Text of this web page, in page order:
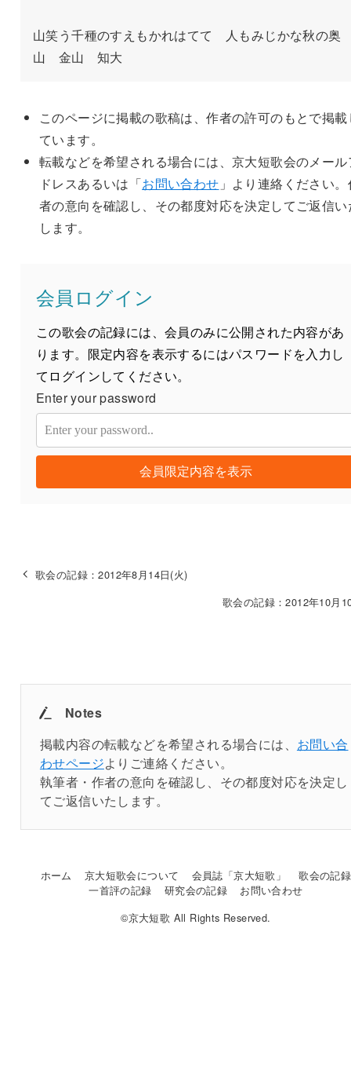
山笑う千種のすえもかれはてて　人もみじかな秋の奥
山　金山　知大
このページに掲載の歌稿は、作者の許可のもとで掲載
ています。
転載などを希望される場合には、京大短歌会のメール
ドレスあるいは「お問い合わせ 」より連絡ください
者の意向を確認し、その都度対応を決定してご返信い
します。
会員ログイン
この歌会の記録には、会員のみに公開された内容があ
ります。限定内容を表示するにはパスワードを入力し
てログインしてください。
Enter your password
会員限定内容を表示
歌会の記録：2012年8月14日(火)
歌会の記録：2012年10月
Notes
掲載内容の転載などを希望される場合には、 お問い合
わせページよりご連絡ください。
執筆者・作者の意向を確認し、その都度対応を決定し
てご返信いたします。
ホーム 京大短歌会について 会員誌「京大短歌」
歌会の記録
一首評の記録
研究会の記録
お問い合わせ
©京大短歌 All Rights Reserved.